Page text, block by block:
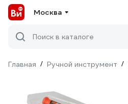
Москва
Поиск в каталоге
Главная / Ручной инструмент /